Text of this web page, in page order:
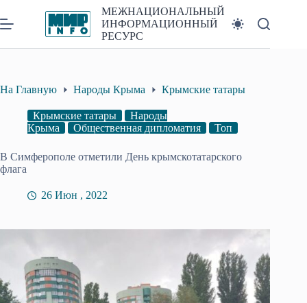
к
сути
МЕЖНАЦИОНАЛЬНЫЙ
ИНФОРМАЦИОННЫЙ
РЕСУРС
На Главную Народы Крыма Крымские татары
Крымские татары
Народы
Крыма
Общественная дипломатия Топ
В Симферополе отметили День крымскотатарского
флага
26 Июн , 2022